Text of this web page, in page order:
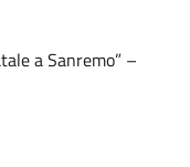
a Sanremo” –